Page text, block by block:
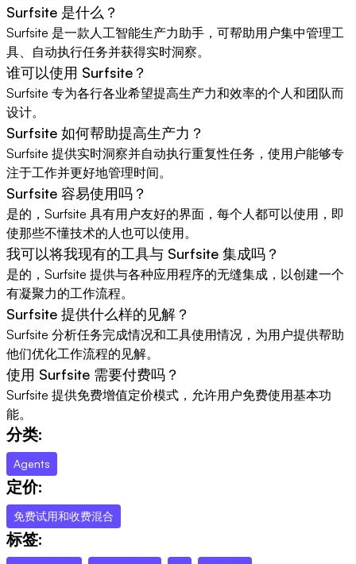
Surfsite 是什么？
Surfsite 是一款人工智能生产力助手，可帮助用户集中管理工
具、自动执行任务并获得实时洞察。
谁可以使用 Surfsite？
Surfsite 专为各行各业希望提高生产力和效率的个人和团队而
设计。
Surfsite 如何帮助提高生产力？
Surfsite 提供实时洞察并自动执行重复性任务，使用户能够专
注于工作并更好地管理时间。
Surfsite 容易使用吗？
是的，Surfsite 具有用户友好的界面，每个人都可以使用，即
使那些不懂技术的人也可以使用。
我可以将我现有的工具与 Surfsite 集成吗？
是的，Surfsite 提供与各种应用程序的无缝集成，以创建一个
有凝聚力的工作流程。
Surfsite 提供什么样的见解？
Surfsite 分析任务完成情况和工具使用情况，为用户提供帮助
他们优化工作流程的见解。
使用 Surfsite 需要付费吗？
Surfsite 提供免费增值定价模式，允许用户免费使用基本功
能。
分类:
Agents
定价:
免费试用和收费混合
标签: